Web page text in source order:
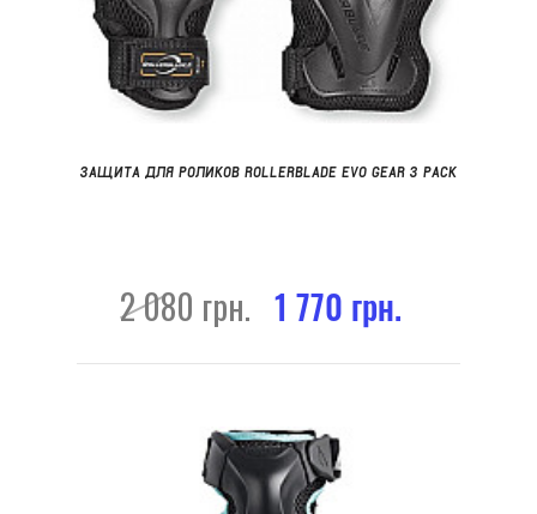
ЗАЩИТА ДЛЯ РОЛИКОВ ROLLERBLADE EVO GEAR 3 PACK
2 080 грн. 1 770 грн.